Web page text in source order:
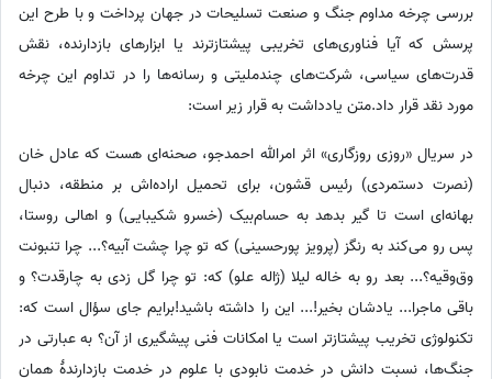
بررسی چرخه مداوم جنگ و صنعت تسلیحات در جهان پرداخت و با طرح این
پرسش که آیا فناوری‌های تخریبی پیشتازترند یا ابزارهای بازدارنده، نقش
قدرت‌های سیاسی، شرکت‌های چندملیتی و رسانه‌ها را در تداوم این چرخه
مورد نقد قرار داد.متن یادداشت به قرار زیر است:
در سریال «روزی روزگاری» اثر امرالله احمدجو، صحنه‌ای هست که عادل خان
(نصرت دستمردی) رئیس قشون، برای تحمیل اراده‌اش بر منطقه، دنبال
بهانه‌ای است تا گیر بدهد به حسام‌بیک (خسرو شکیبایی) و اهالی روستا،
پس رو می‌کند به رنگز (پرویز پورحسینی) که تو چرا چشت آبیه؟... چرا تنبونت
وق‌وقیه؟... بعد رو به خاله لیلا (ژاله علو) که: تو چرا گل زدی به چارقدت؟ و
باقی ماجرا... یادشان بخیر!... این را داشته باشید!برایم جای سؤال است که:
تکنولوژی تخریب پیشتازتر است یا امکانات فنی پیشگیری از آن؟ به عبارتی در
جنگ‌ها، نسبت دانش در خدمت نابودی با علوم در خدمت بازدارندهٔ همان